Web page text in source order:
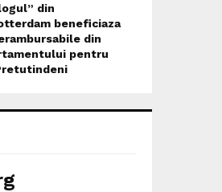
din
beneficiaza
din
pentru